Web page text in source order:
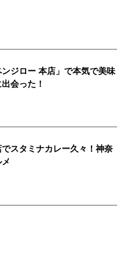
ジロー 本店」で本気で美味
会った！
スタミナカレー久々！神奈